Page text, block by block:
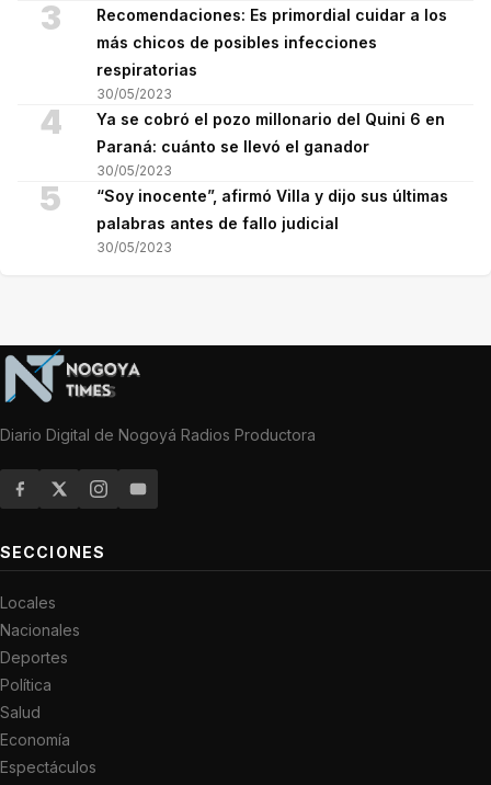
3
Recomendaciones: Es primordial cuidar a los
más chicos de posibles infecciones
respiratorias
30/05/2023
4
Ya se cobró el pozo millonario del Quini 6 en
Paraná: cuánto se llevó el ganador
30/05/2023
5
“Soy inocente”, afirmó Villa y dijo sus últimas
palabras antes de fallo judicial
30/05/2023
Diario Digital de Nogoyá Radios Productora
SECCIONES
Locales
Nacionales
Deportes
Política
Salud
Economía
Espectáculos